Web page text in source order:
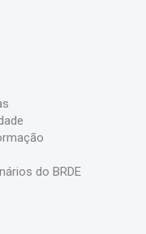
do BRDE